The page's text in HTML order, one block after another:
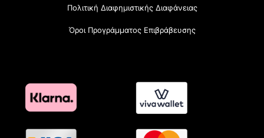
Πολιτική Διαφημιστικής Διαφάνειας
Όροι Προγράμματος Επιβράβευσης